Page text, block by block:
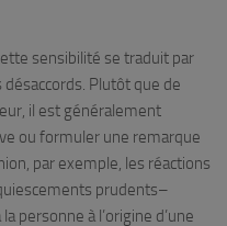
sensibilité se traduit par
Plutôt que de
il est généralement
ou formuler une remarque
par exemple, les réactions
prudents–
personne à l’origine d’une